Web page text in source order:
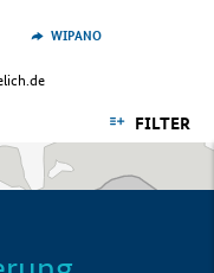
WIPANO
FILTER